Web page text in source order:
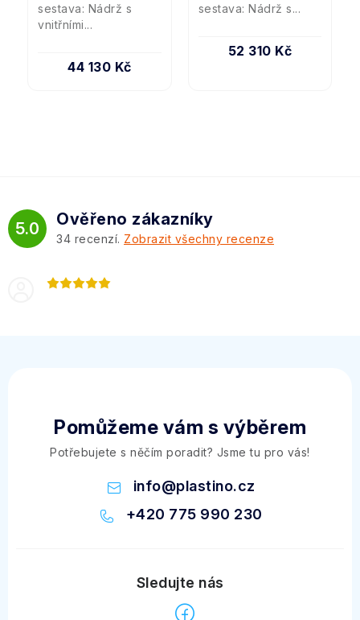
44 130 Kč
sestava: Nádrž s
vnitřními...
52 310 Kč
sestava: Nádrž s...
5.0 Ověřeno zákazníky
34 recenzí. Zobrazit všechny recenze
Pomůžeme vám s výběrem
Potřebujete s něčím poradit? Jsme tu pro vás!
info@plastino.cz
+420 775 990 230